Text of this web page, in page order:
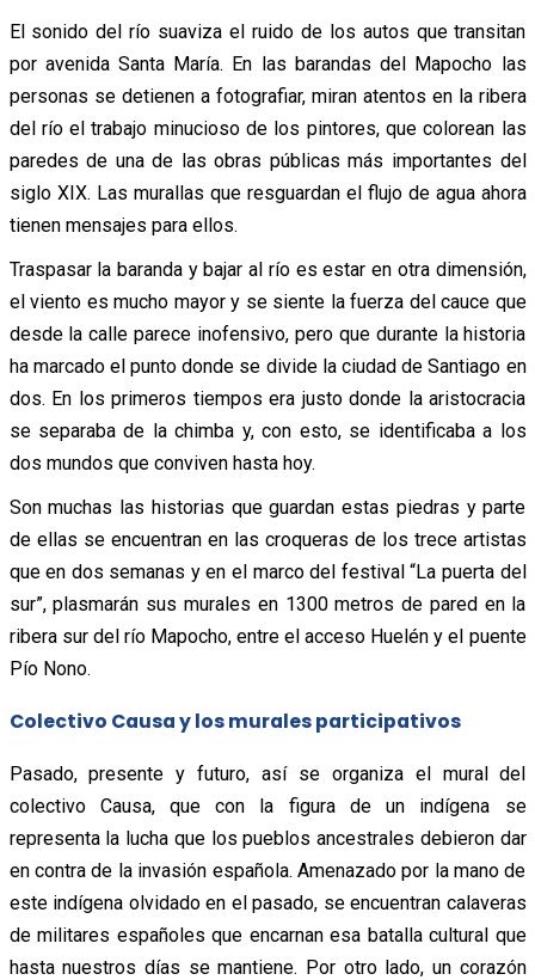
El sonido del río suaviza el ruido de los autos que transitan
por avenida Santa María. En las barandas del Mapocho las
personas se detienen a fotografiar, miran atentos en la ribera
del río el trabajo minucioso de los pintores, que colorean las
paredes de una de las obras públicas más importantes del
siglo XIX. Las murallas que resguardan el flujo de agua ahora
tienen mensajes para ellos.
Traspasar la baranda y bajar al río es estar en otra dimensión,
el viento es mucho mayor y se siente la fuerza del cauce que
desde la calle parece inofensivo, pero que durante la historia
ha marcado el punto donde se divide la ciudad de Santiago en
dos. En los primeros tiempos era justo donde la aristocracia
se separaba de la chimba y, con esto, se identificaba a los
dos mundos que conviven hasta hoy.
Son muchas las historias que guardan estas piedras y parte
de ellas se encuentran en las croqueras de los trece artistas
que en dos semanas y en el marco del festival “La puerta del
sur”, plasmarán sus murales en 1300 metros de pared en la
ribera sur del río Mapocho, entre el acceso Huelén y el puente
Pío Nono.
Colectivo Causa y los murales participativos
Pasado, presente y futuro, así se organiza el mural del
colectivo Causa, que con la figura de un indígena se
representa la lucha que los pueblos ancestrales debieron dar
en contra de la invasión española. Amenazado por la mano de
este indígena olvidado en el pasado, se encuentran calaveras
de militares españoles que encarnan esa batalla cultural que
hasta nuestros días se mantiene. Por otro lado, un corazón